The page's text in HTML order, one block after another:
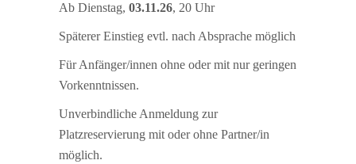
Ab Dienstag, 03.11.26, 20 Uhr
Späterer Einstieg evtl. nach Absprache möglich
Für Anfänger/innen ohne oder mit nur geringen
Vorkenntnissen.
Unverbindliche Anmeldung zur
Platzreservierung mit oder ohne Partner/in
möglich.